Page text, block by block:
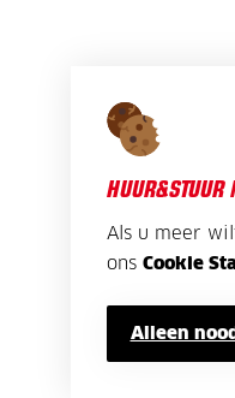
Als u meer
ons Cookie
Alleen